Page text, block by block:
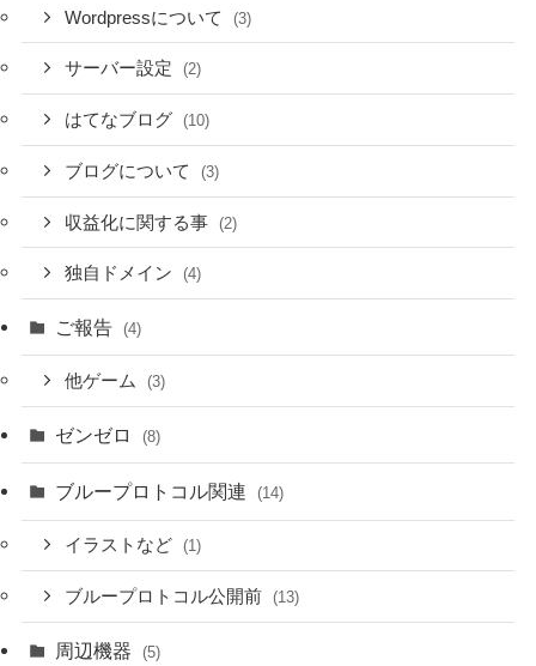
Wordpressについて (3)
サーバー設定 (2)
はてなブログ (10)
ブログについて (3)
収益化に関する事 (2)
独自ドメイン (4)
ご報告 (4)
他ゲーム (3)
ゼンゼロ (8)
ブループロトコル関連 (14)
イラストなど (1)
ブループロトコル公開前 (13)
周辺機器 (5)